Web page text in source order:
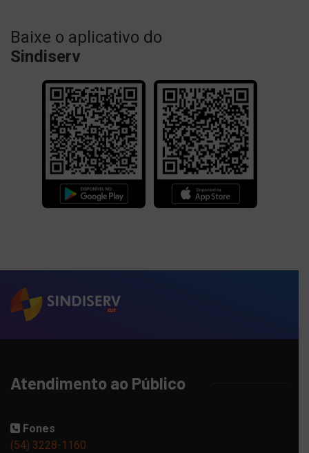
Baixe o aplicativo do
Sindiserv
Atendimento ao Público
Fones
(54) 3228-1160